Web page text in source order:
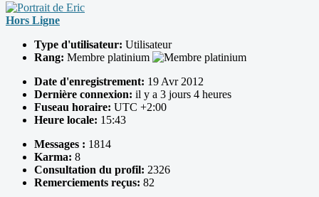
Hors Ligne
Type d'utilisateur: Utilisateur
Rang: Membre platinium
Date d'enregistrement: 19 Avr 2012
Dernière connexion: il y a 3 jours 4 heures
Fuseau horaire: UTC +2:00
Heure locale: 15:43
Messages : 1814
Karma: 8
Consultation du profil: 2326
Remerciements reçus: 82